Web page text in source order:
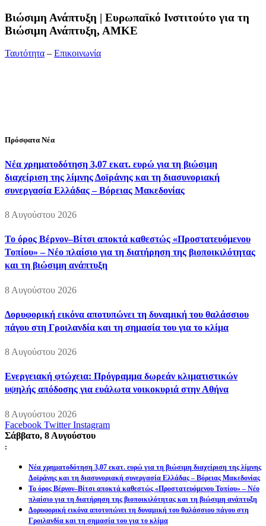
Bιώσιμη Ανάπτυξη | Ευρωπαϊκό Ινστιτούτο για τη
Βιώσιμη Ανάπτυξη, ΑΜΚΕ
Ταυτότητα – Επικοινωνία
Πρόσφατα Νέα
Νέα χρηματοδότηση 3,07 εκατ. ευρώ για τη βιώσιμη
διαχείριση της λίμνης Δοϊράνης και τη διασυνοριακή
συνεργασία Ελλάδας – Βόρειας Μακεδονίας
8 Αυγούστου 2026
Το όρος Βέρνον–Βίτσι αποκτά καθεστώς «Προστατευόμενου
Τοπίου» – Νέο πλαίσιο για τη διατήρηση της βιοποικιλότητας
και τη βιώσιμη ανάπτυξη
8 Αυγούστου 2026
Δορυφορική εικόνα αποτυπώνει τη δυναμική του θαλάσσιου
πάγου στη Γροιλανδία και τη σημασία του για το κλίμα
8 Αυγούστου 2026
Ενεργειακή φτώχεια: Πρόγραμμα δωρεάν κλιματιστικών
υψηλής απόδοσης για ευάλωτα νοικοκυριά στην Αθήνα
8 Αυγούστου 2026
Facebook Twitter Instagram
Σάββατο, 8 Αυγούστου
:
Νέα χρηματοδότηση 3,07 εκατ. ευρώ για τη βιώσιμη διαχείριση της λίμνης
Δοϊράνης και τη διασυνοριακή συνεργασία Ελλάδας – Βόρειας Μακεδονίας
Το όρος Βέρνον–Βίτσι αποκτά καθεστώς «Προστατευόμενου Τοπίου» – Νέο
πλαίσιο για τη διατήρηση της βιοποικιλότητας και τη βιώσιμη ανάπτυξη
Δορυφορική εικόνα αποτυπώνει τη δυναμική του θαλάσσιου πάγου στη
Γροιλανδία και τη σημασία του για το κλίμα